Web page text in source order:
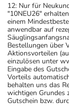
12: Nur für
"10NEU26"
einem
anwendbar auf
Bestellungen über
Aktionsvorteilen
einzulösen unter
Eingabe des
Vorteils
behalten uns das
wichtigen Grundes
Gutschein bzw.